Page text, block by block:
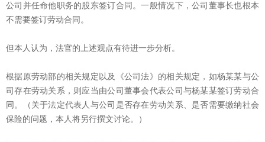
公司并任命他职务的股东签订合同。一般情况下，公司董事长也根本
不需要签订劳动合同。
但本人认为，法官的上述观点有待进一步分析。
根据原劳动部的相关规定以及《公司法》的相关规定，如杨某某与公
司存在劳动关系，则应当由公司董事会代表公司与杨某某签订劳动合
同。（关于法定代表人与公司是否存在劳动关系、是否需要缴纳社会
保险的问题，本人将另行撰文讨论。）